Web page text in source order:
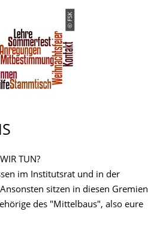
© FSK
TUN?
im Institutsrat und in der
sitzen in diesen Gremien
des "Mittelbaus", also eure